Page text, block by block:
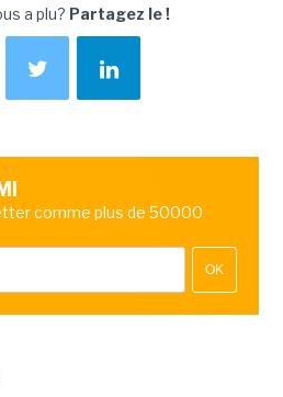
a plu? Partagez le !
comme plus de 50000
OK